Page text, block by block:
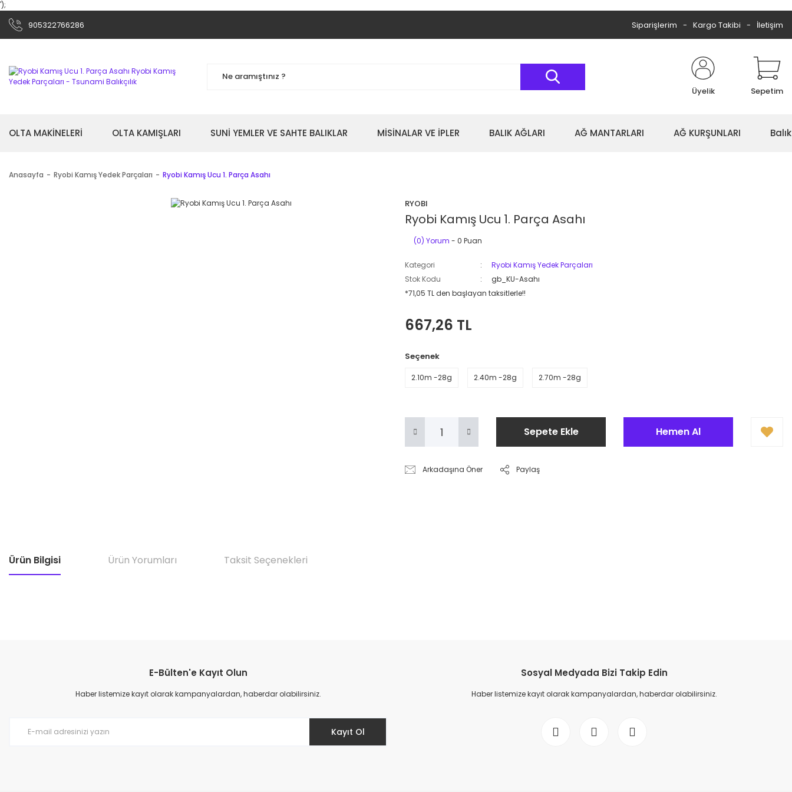
');
905322766286 Siparişlerim Kargo Takibi İletişim
Üyelik Sepetim
OLTA MAKİNELERİ OLTA KAMIŞLARI SUNİ YEMLER VE SAHTE BALIKLAR MİSİNALAR VE İPLER BALIK AĞLARI AĞ MANTARLARI AĞ KURŞUNLARI
Anasayfa Ryobi Kamış Yedek Parçaları Ryobi Kamış Ucu 1. Parça Asahı
RYOBI
Ryobi Kamış Ucu 1. Parça Asahı
(0) Yorum - 0 Puan
Kategori
Ryobi Kamış Yedek Parçaları
Stok Kodu
gb_KU-Asahı
*71,05 TL den başlayan taksitlerle!!
667,26 TL
Seçenek
2.10m -28g 2.40m -28g 2.70m -28g
Sepete Ekle Hemen Al
Arkadaşına Öner Paylaş
Ürün Bilgisi Ürün Yorumları Taksit Seçenekleri
E-Bülten'e Kayıt Olun
Haber listemize kayıt olarak kampanyalardan, haberdar olabilirsiniz.
Kayıt Ol
Sosyal Medyada Bizi Takip Edin
Haber listemize kayıt olarak kampanyalardan, haberdar olabilirsiniz.